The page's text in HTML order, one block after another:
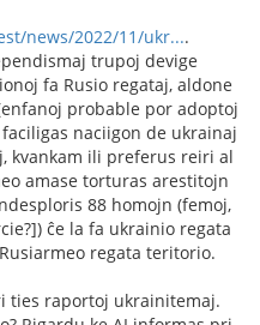
news/2022/11/ukr....
trupoj devige
fa Rusio regataj, aldone
probable por adoptoj
naciigon de ukrainaj
kvankam ili preferus reiri al
amase torturas arestitojn
88 homojn (femoj,
ĉe la fa ukrainio regata
regata teritorio.
ties raportoj ukrainitemaj.